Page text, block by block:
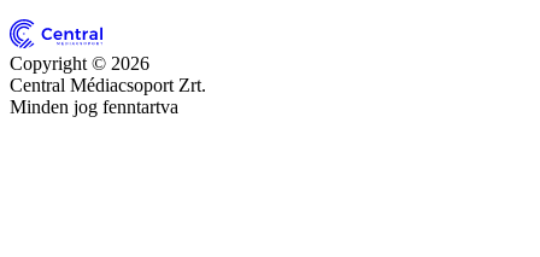
Copyright © 2026
Central Médiacsoport Zrt.
Minden jog fenntartva